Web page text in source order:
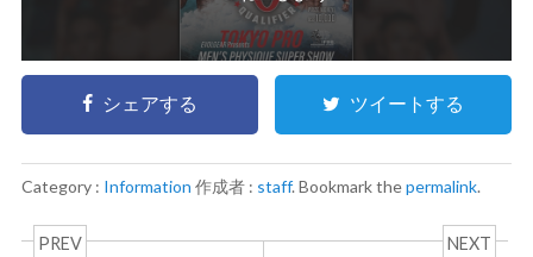
シェアする ツイートする
Category : Information 作成者 : staff. Bookmark thepermalink.
PREV NEXT